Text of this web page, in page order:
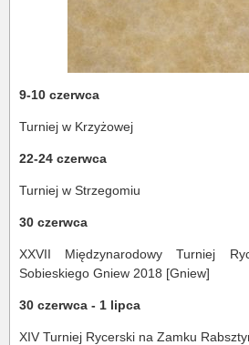
9-10 czerwca
Turniej w Krzyżowej
22-24 czerwca
Turniej w Strzegomiu
30 czerwca
XXVII Międzynarodowy Turniej
Sobieskiego Gniew 2018 [Gniew]
30 czerwca - 1 lipca
XIV Turniej Rycerski na Zamku